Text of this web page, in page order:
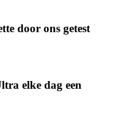
door ons getest
elke dag een